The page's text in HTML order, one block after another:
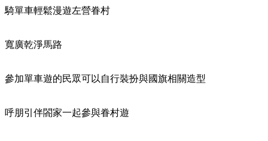
騎單車輕鬆漫遊左營眷村
寬廣乾淨馬路
參加單車遊的民眾可以自行裝扮與國旗相關造型
呼朋引伴閤家一起參與眷村遊